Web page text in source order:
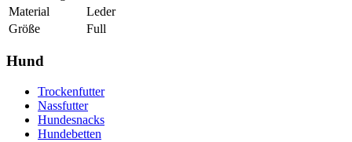
Material
Leder
Größe
Full
Hund
Trockenfutter
Nassfutter
Hundesnacks
Hundebetten